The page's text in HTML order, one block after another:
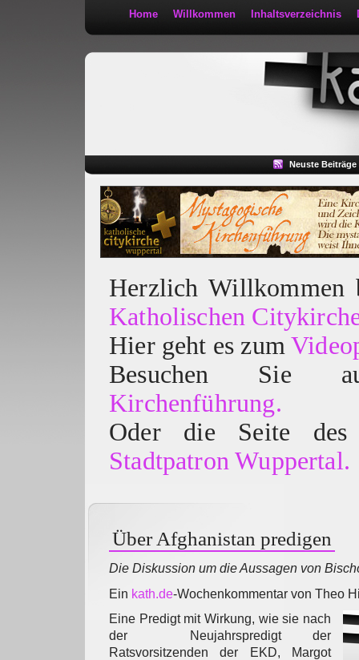
Home Willkommen Inhaltsverzeichnis
Neuste Beiträge
Herzlich
Katholischen
Hier geht es zum
Besuchen
Kirchenführung.
Oder die Seite des
Stadtpatron Wuppertal.
Über Afghanistan predigen
Die Diskussion um die Aussagen von
Ein kath.de-Wochenkommentar von Theo
Eine Predigt mit Wirkung, wie sie nach
der Neujahrspredigt der
Ratsvorsitzenden der EKD, Margot